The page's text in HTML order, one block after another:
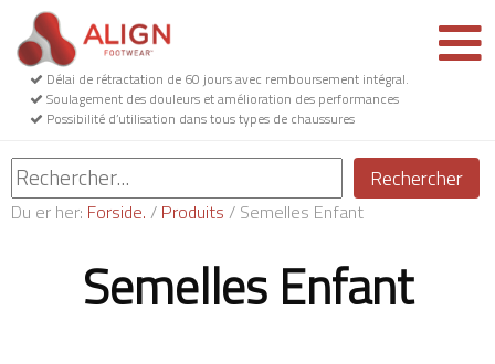
Délai de rétractation de 60 jours avec remboursement intégral.
Soulagement des douleurs et amélioration des performances
Possibilité d’utilisation dans tous types de chaussures
Rechercher
Du er her: Forside. / Produits / Semelles Enfant
Semelles Enfant